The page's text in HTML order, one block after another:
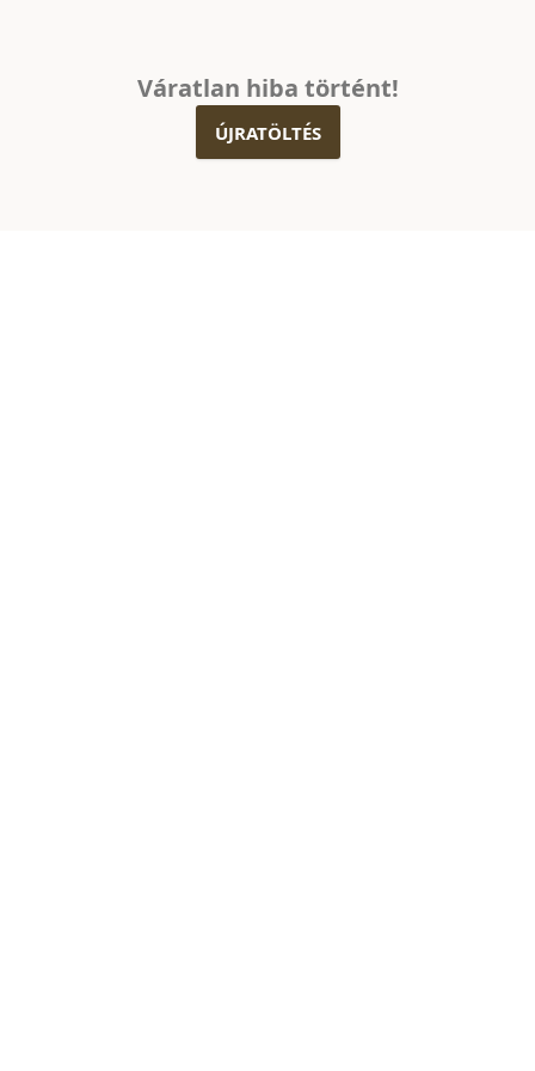
Váratlan hiba történt!
ÚJRATÖLTÉS